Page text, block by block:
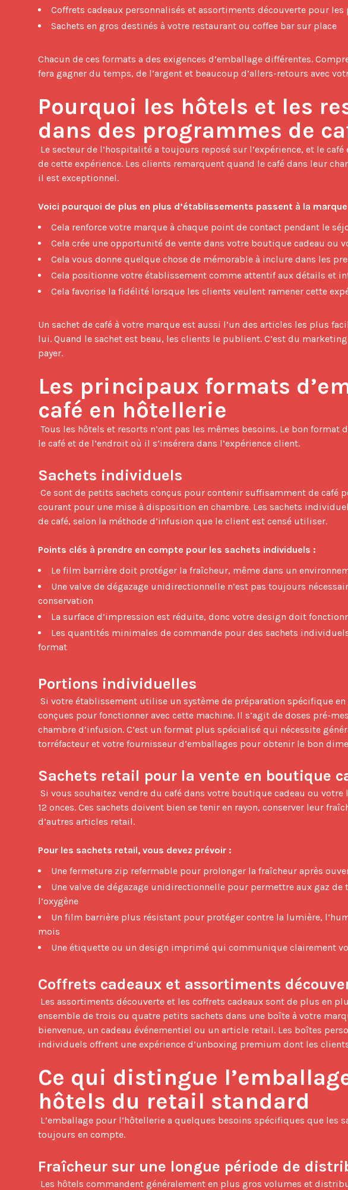
Coffrets cadeaux personnalisés et assortiments découverte pour
Sachets en gros destinés à votre restaurant ou coffee bar sur place
Chacun de ces formats a des exigences d’emballage différentes.
fera gagner du temps, de l’argent et beaucoup d’allers-retours avec
Pourquoi les hôtels et les
dans des programmes de
de cette expérience. Les clients remarquent quand le café dans leur
il est exceptionnel.
Voici pourquoi de plus en plus d’établissements passent à la
Cela renforce votre marque à chaque point de contact pendant le
Cela crée une opportunité de vente dans votre boutique cadeau ou
Cela vous donne quelque chose de mémorable à inclure dans les
Cela positionne votre établissement comme attentif aux détails et
Cela favorise la fidélité lorsque les clients veulent ramener cette
Un sachet de café à votre marque est aussi l’un des articles les plus
lui. Quand le sachet est beau, les clients le publient. C’est du
payer.
Les principaux formats
café en hôtellerie
le café et de l’endroit où il s’insérera dans l’expérience client.
Sachets individuels
courant pour une mise à disposition en chambre. Les sachets
de café, selon la méthode d’infusion que le client est censé utiliser.
Points clés à prendre en compte pour les sachets individuels :
Le film barrière doit protéger la fraîcheur, même dans un
Une valve de dégazage unidirectionnelle n’est pas toujours
conservation
La surface d’impression est réduite, donc votre design doit
Les quantités minimales de commande pour des sachets
format
Portions individuelles
conçues pour fonctionner avec cette machine. Il s’agit de doses pré-
chambre d’infusion. C’est un format plus spécialisé qui nécessite
torréfacteur et votre fournisseur d’emballages pour obtenir le bon
Sachets retail pour la vente en boutique
12 onces. Ces sachets doivent bien se tenir en rayon, conserver leur
d’autres articles retail.
Pour les sachets retail, vous devez prévoir :
Une fermeture zip refermable pour prolonger la fraîcheur après
Une valve de dégazage unidirectionnelle pour permettre aux gaz de
l’oxygène
Un film barrière plus résistant pour protéger contre la lumière,
mois
Une étiquette ou un design imprimé qui communique clairement
Coffrets cadeaux et assortiments
ensemble de trois ou quatre petits sachets dans une boîte à votre
bienvenue, un cadeau événementiel ou un article retail. Les boîtes
individuels offrent une expérience d’unboxing premium dont les
Ce qui distingue
hôtels du retail standard
toujours en compte.
Fraîcheur sur une longue période de